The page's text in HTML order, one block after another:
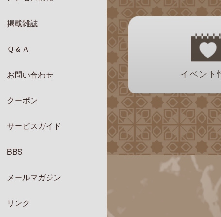
掲載雑誌
Ｑ＆Ａ
お問い合わせ
クーポン
サービスガイド
BBS
メールマガジン
リンク
イベント